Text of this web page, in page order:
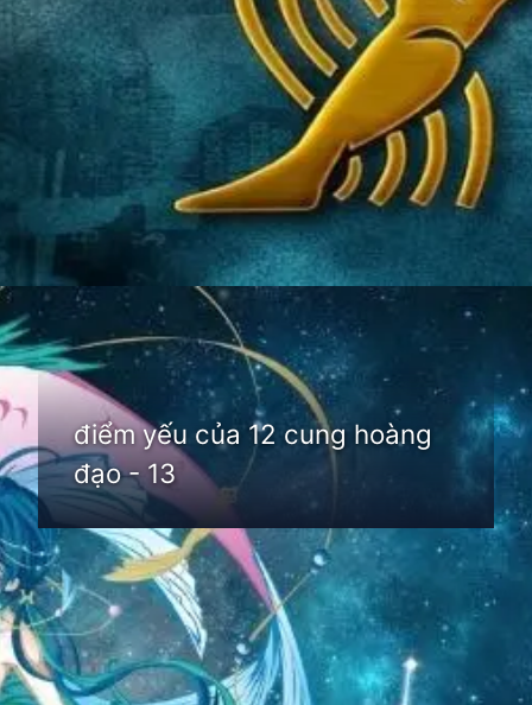
Đang mở
điểm yếu của 12 cung hoàng
đạo - 13